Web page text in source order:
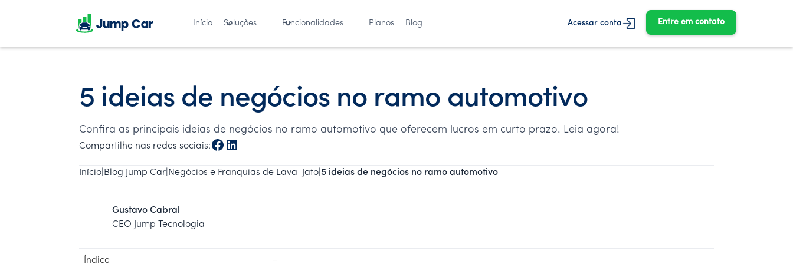
Início Soluções Funcionalidades Planos Blog Acessar conta Entre em contato
5 ideias de negócios no ramo automotivo
Confira as principais ideias de negócios no ramo automotivo que oferecem lucros em curto prazo. Leia agora!
Compartilhe nas redes sociais:
Início Blog Jump Car Negócios e Franquias de Lava-Jato 5 ideias de negócios no ramo automotivo
Gustavo Cabral
CEO Jump Tecnologia
Índice −